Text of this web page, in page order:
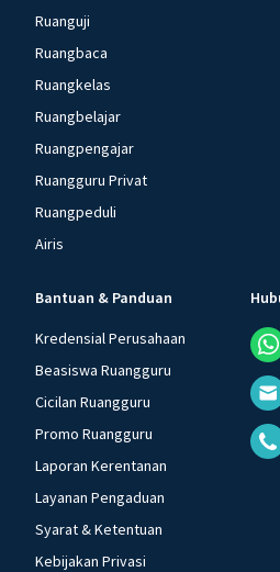
Ruanguji
Ruangbaca
Ruangkelas
Ruangbelajar
Ruangpengajar
Ruangguru Privat
Ruangpeduli
Airis
Bantuan & Panduan
Kredensial Perusahaan
Beasiswa Ruangguru
Cicilan Ruangguru
Promo Ruangguru
Laporan Kerentanan
Layanan Pengaduan
Syarat & Ketentuan
Kebijakan Privasi